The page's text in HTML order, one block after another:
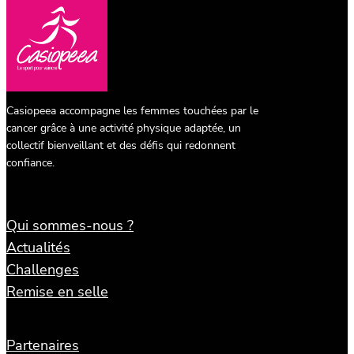
Casiopeea accompagne les femmes touchées par le
cancer grâce à une activité physique adaptée, un
collectif bienveillant et des défis qui redonnent
confiance.
Qui sommes-nous ?
Actualités
Challenges
Remise en selle
Partenaires